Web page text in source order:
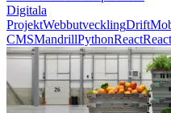
Digitala
ProjektWebbutvecklingDrift
CMSMandrillPythonReact